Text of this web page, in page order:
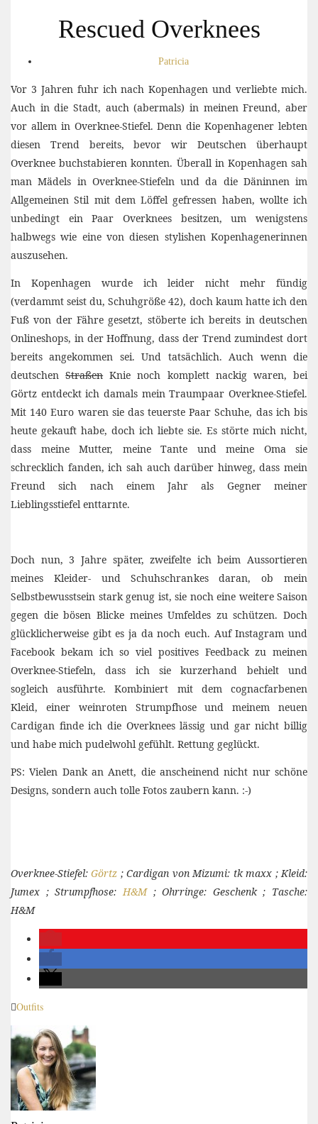
Rescued Overknees
Patricia
Vor 3 Jahren fuhr ich nach Kopenhagen und verliebte mich.
Auch in die Stadt, auch (abermals) in meinen Freund, aber
vor allem in Overknee-Stiefel. Denn die Kopenhagener lebten
diesen Trend bereits, bevor wir Deutschen überhaupt
Overknee buchstabieren konnten. Überall in Kopenhagen sah
man Mädels in Overknee-Stiefeln und da die Däninnen im
Allgemeinen Stil mit dem Löffel gefressen haben, wollte ich
unbedingt ein Paar Overknees besitzen, um wenigstens
halbwegs wie eine von diesen stylishen Kopenhagenerinnen
auszusehen.
In Kopenhagen wurde ich leider nicht mehr fündig
(verdammt seist du, Schuhgröße 42), doch kaum hatte ich den
Fuß von der Fähre gesetzt, stöberte ich bereits in deutschen
Onlineshops, in der Hoffnung, dass der Trend zumindest dort
bereits angekommen sei. Und tatsächlich. Auch wenn die
deutschenStraßenKnie noch komplett nackig waren, bei
Görtz entdeckt ich damals mein Traumpaar Overknee-Stiefel.
Mit 140 Euro waren sie das teuerste Paar Schuhe, das ich bis
heute gekauft habe, doch ich liebte sie. Es störte mich nicht,
dass meine Mutter, meine Tante und meine Oma sie
schrecklich fanden, ich sah auch darüber hinweg, dass mein
Freund sich nach einem Jahr als Gegner meiner
Lieblingsstiefel enttarnte.
Doch nun, 3 Jahre später, zweifelte ich beim Aussortieren
meines Kleider- und Schuhschrankes daran, ob mein
Selbstbewusstsein stark genug ist, sie noch eine weitere Saison
gegen die bösen Blicke meines Umfeldes zu schützen. Doch
glücklicherweise gibt es ja da noch euch. Auf Instagram und
Facebook bekam ich so viel positives Feedback zu meinen
Overknee-Stiefeln, dass ich sie kurzerhand behielt und
sogleich ausführte. Kombiniert mit dem cognacfarbenen
Kleid, einer weinroten Strumpfhose und meinem neuen
Cardigan finde ich die Overknees lässig und gar nicht billig
und habe mich pudelwohl gefühlt. Rettung geglückt.
PS: Vielen Dank an Anett, die anscheinend nicht nur schöne
Designs, sondern auch tolle Fotos zaubern kann. :-)
Overknee-Stiefel:Görtz ; Cardigan von Mizumi: tk maxx ; Kleid:
Jumex ; Strumpfhose:H&M; Ohrringe: Geschenk ; Tasche:
H&M
Outfits